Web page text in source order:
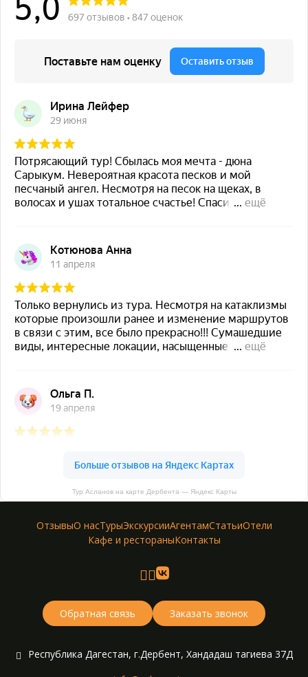
Тур Асланов на карте Дербента — Яндекс Карты
ОтзывыО насТурыЭкскурсииАгентамСтатьиОтели
Кафе и рестораныКонтакты
Обратная связь Заказать звонок
Республика Дагестан, г.Дербент, Хандадаш тагиева 37Д